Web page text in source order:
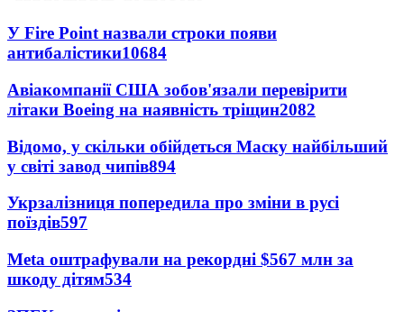
У Fire Point назвали строки появи
антибалістики10684
Авіакомпанії США зобов'язали перевірити
літаки Boeing на наявність тріщин2082
Відомо, у скільки обійдеться Маску найбільший
у світі завод чипів894
Укрзалізниця попередила про зміни в русі
поїздів597
Meta оштрафували на рекордні $567 млн за
шкоду дітям534